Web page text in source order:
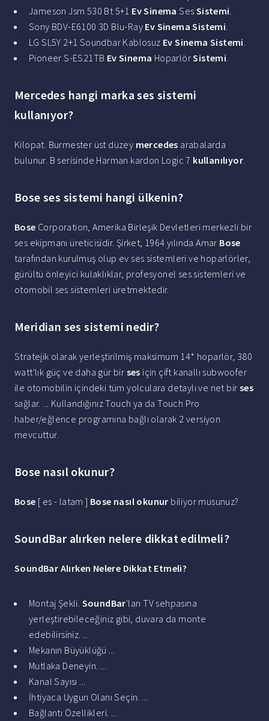
Jameson Jsm 530 Bt 5+1 Ev Sinema Ses Sistemi.
Sony BDV-E6100 3D Blu-Ray Ev Sinema Sistemi.
LG SL5Y 2+1 Soundbar Kablosuz Ev Sinema Sistemi.
Pioneer S-ES21TB Ev Sinema HoparlörSistemi.
Mercedes hangi marka ses sistemi
kullanıyor?
Kilopat. Burmester üst düzey mercedes arabalarda
bulunur. B serisinde Harman kardon Logic 7 kullanılıyor.
Bose ses sistemi hangi ülkenin?
Bose Corporation, Amerika Birleşik Devletleri merkezli bir
ses ekipmanı üreticisidir. Şirket, 1964 yılında Amar Bose
tarafından kurulmuş olup ev ses sistemleri ve hoparlörler,
gürültü önleyici kulaklıklar, profesyonel ses sistemleri ve
otomobil ses sistemleri üretmektedir.
Meridian ses sistemi nedir?
Stratejik olarak yerleştirilmiş maksimum 14* hoparlör, 380
watt'lık güç ve daha gür bir ses için çift kanallı subwoofer
ile otomobilin içindeki tüm yolculara detaylı ve net bir ses
sağlar. ... Kullandığınız Touch ya da Touch Pro
haber/eğlence programına bağlı olarak 2 versiyon
mevcuttur.
Bose nasıl okunur?
Bose [ es - latam ] Bose nasıl okunur biliyor musunuz?
SoundBar alırken nelere dikkat edilmeli?
SoundBar Alırken Nelere Dikkat Etmeli?
Montaj Şekli. SoundBar'ları TV sehpasına
yerleştirebileceğiniz gibi, duvara da monte
edebilirsiniz. ...
Mekanın Büyüklüğü ...
Mutlaka Deneyin. ...
Kanal Sayısı ...
İhtiyaca Uygun Olanı Seçin. ...
Bağlantı Özellikleri. ...